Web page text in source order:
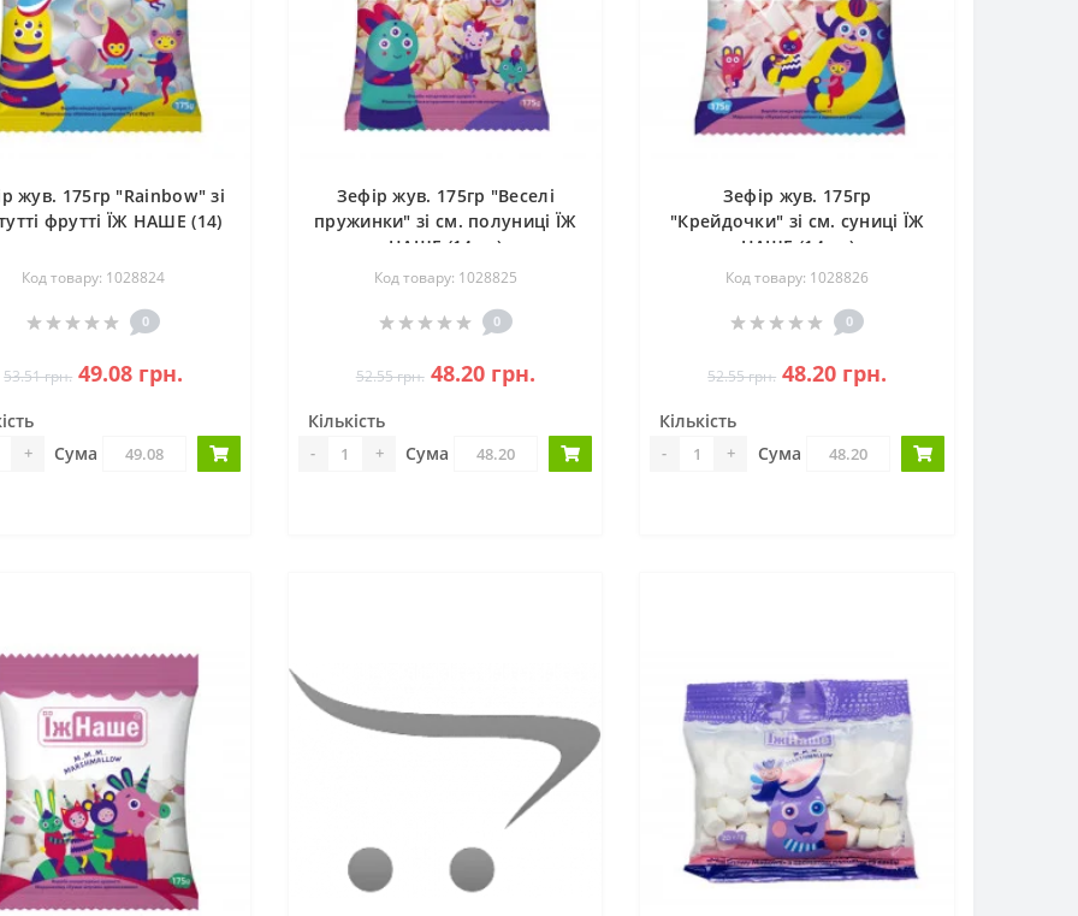
жув. 175гр "Rainbow" зі
фрутті ЇЖ НАШЕ (14)
Код товару: 1028824
0
53.51 грн. 49.08 грн.
+ Сума
Зефір жув. 175гр "Веселі
пружинки" зі см. полуниці ЇЖ
НАШЕ (14шт)
Код товару: 1028825
0
52.55 грн. 48.20 грн.
Кількість
- + Сума
Зефір жув. 175гр
"Крейдочки" зі см. суниці ЇЖ
НАШЕ (14шт)
Код товару: 1028826
0
52.55 грн. 48.20 грн.
Кількість
- + Сума